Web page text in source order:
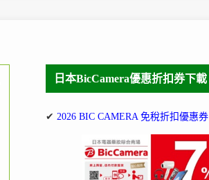
日本BicCamera優惠折扣券下載
✔ 2026 BIC CAMERA 免稅折扣優惠券